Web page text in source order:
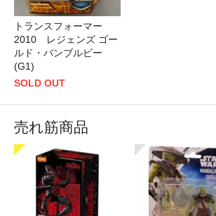
トランスフォーマー
2010 レジェンズ ゴー
ルド・バンブルビー
(G1)
SOLD OUT
売れ筋商品